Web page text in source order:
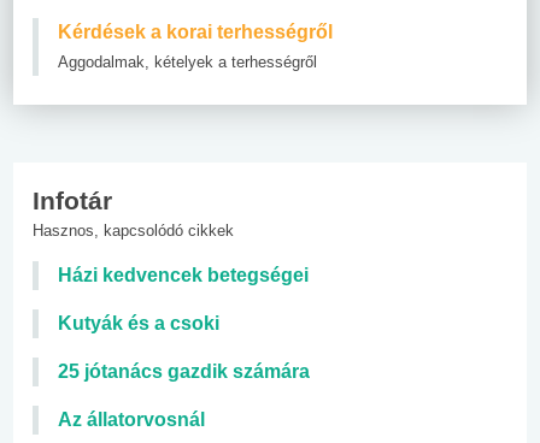
Kérdések a korai terhességről
Aggodalmak, kételyek a terhességről
Infotár
Hasznos, kapcsolódó cikkek
Házi kedvencek betegségei
Kutyák és a csoki
25 jótanács gazdik számára
Az állatorvosnál